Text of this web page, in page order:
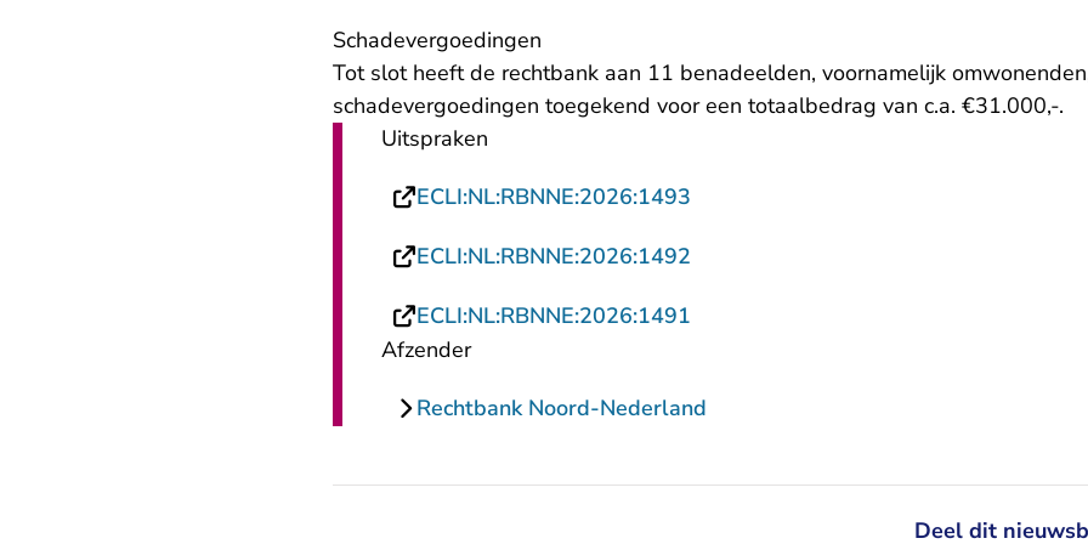
Schadevergoedingen
Tot slot heeft de rechtbank aan 11 benadeelden, voornamelijk
schadevergoedingen toegekend voor een totaalbedrag van c.a. €31.000,-.
Uitspraken
ECLI:NL:RBNNE:2026:1493
ECLI:NL:RBNNE:2026:1492
ECLI:NL:RBNNE:2026:1491
Afzender
Rechtbank Noord-Nederland
Deel dit